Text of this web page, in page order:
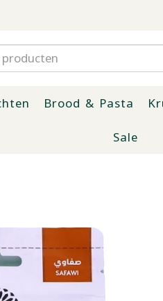
Brood & Pasta
Sale